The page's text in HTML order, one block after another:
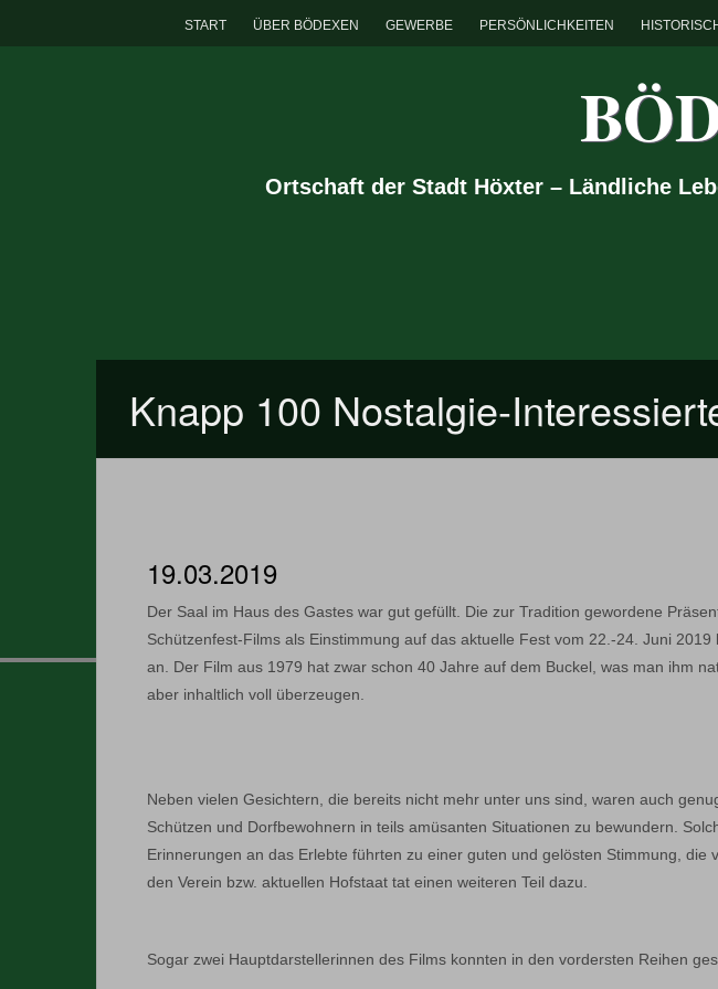
START ÜBER BÖDEXEN GEWERBE PERSÖNLICHKEITEN
Ortschaft der Stadt Höxter – Ländliche
Knapp 100 Nostalgie-
19.03.2019
Der Saal im Haus des Gastes war gut gefüllt. Die zur Tradition gewordene
Schützenfest-Films als Einstimmung auf das aktuelle Fest vom 22.-24. Juni
an. Der Film aus 1979 hat zwar schon 40 Jahre auf dem Buckel, was man ihm
aber inhaltlich voll überzeugen.
Neben vielen Gesichtern, die bereits nicht mehr unter uns sind, waren auch
Schützen und Dorfbewohnern in teils amüsanten Situationen zu bewundern.
Erinnerungen an das Erlebte führten zu einer guten und gelösten Stimmung, die
den Verein bzw. aktuellen Hofstaat tat einen weiteren Teil dazu.
Sogar zwei Hauptdarstellerinnen des Films konnten in den vordersten Reihen